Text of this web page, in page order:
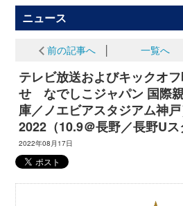
ニュース
前の記事へ 一覧へ
テレビ放送およびキックオ
せ なでしこジャパン 国際
庫／ノエビアスタジアム神
2022（10.9＠長野／長野Uス
2022年08月17日